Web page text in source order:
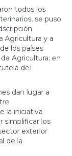
todos los
se puso
Agricultura y a
los países
Agricultura; en
del
dan lugar a
la iniciativa
simplificar los
exterior
de la